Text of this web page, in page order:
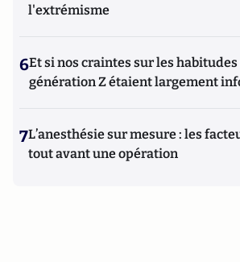
l'extrémisme
6Et si nos craintes sur les
génération Z étaient largement
7L’anesthésie sur mesure : les
tout avant une opération